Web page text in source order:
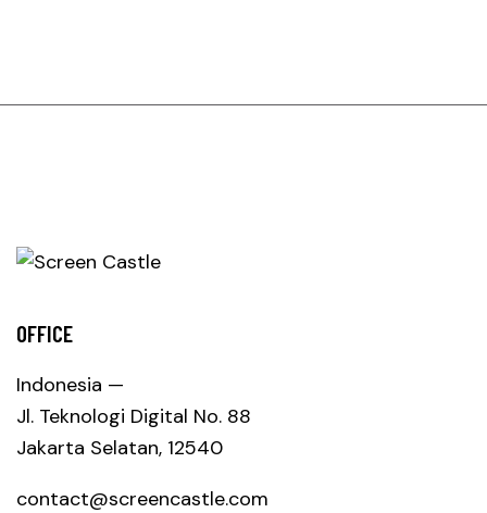
OFFICE
Indonesia —
Jl. Teknologi Digital No. 88
Jakarta Selatan, 12540
contact@screencastle.com